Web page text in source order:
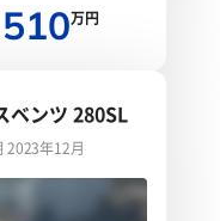
510万円
ベンツ 280SL
2023年12月